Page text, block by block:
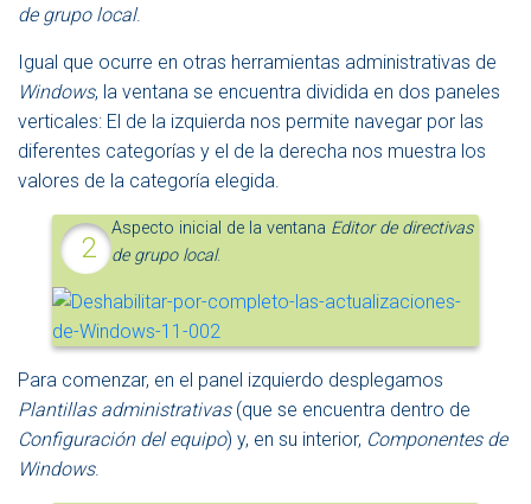
de grupo local.
Igual que ocurre en otras herramientas administrativas de
Windows, la ventana se encuentra dividida en dos paneles
verticales: El de la izquierda nos permite navegar por las
diferentes categorías y el de la derecha nos muestra los
valores de la categoría elegida.
Aspecto inicial de la ventana Editor de directivas
de grupo local.
Para comenzar, en el panel izquierdo desplegamos
Plantillas administrativas(que se encuentra dentro de
Configuración del equipo) y, en su interior, Componentes de
Windows.